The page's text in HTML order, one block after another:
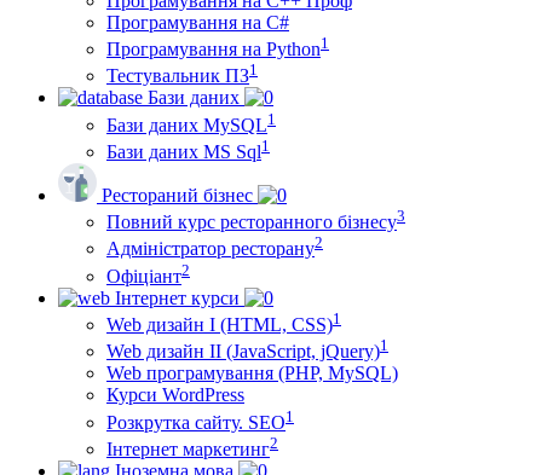
Програмування на C#
Програмування на Python1
Тестувальник ПЗ1
Бази даних
Бази даних MySQL1
Бази даних MS Sql1
Рестораний бізнес
Повний курс ресторанного бізнесу3
Адміністратор ресторану2
Офіціант2
Інтернет курси
Web дизайн I (HTML, CSS)1
Web дизайн II (JavaScript, jQuery)1
Web програмування (PHP, MySQL)
Курси WordPress
Розкрутка сайту. SEO1
Інтернет маркетинг2